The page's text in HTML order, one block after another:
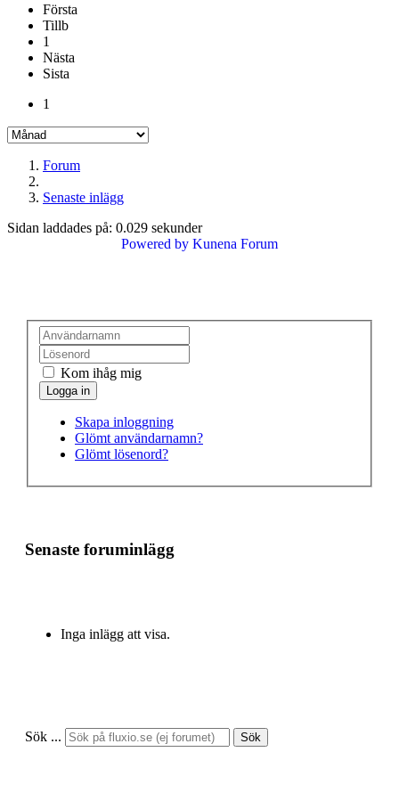
Första
Tillb
1
Nästa
Sista
1
Forum
Senaste inlägg
Sidan laddades på: 0.029 sekunder
Powered by Kunena Forum
Kom ihåg mig
Skapa inloggning
Glömt användarnamn?
Glömt lösenord?
Senaste foruminlägg
Inga inlägg att visa.
Sök ... Sök